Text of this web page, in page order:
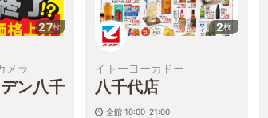
27枚
メラ
ン八千
2枚
イトーヨーカドー
八千代店
全館 10:00-21:00